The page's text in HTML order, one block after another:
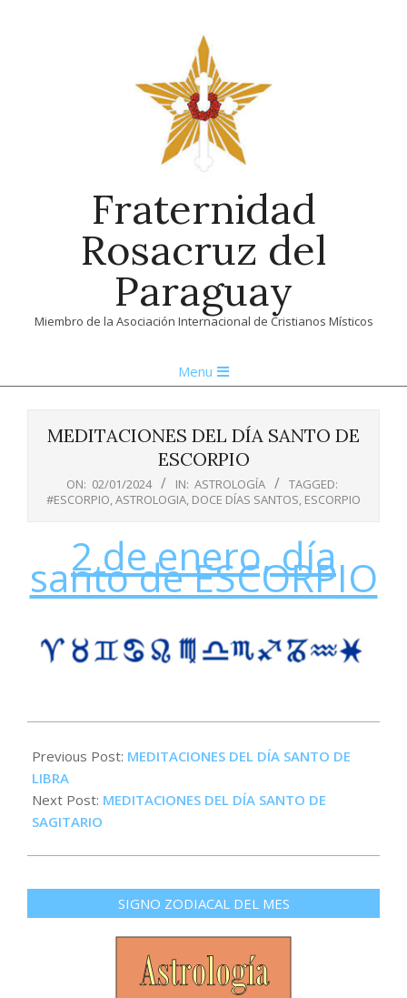
Fraternidad
Rosacruz del
Paraguay
Miembro de la Asociación Internacional de Cristianos Místicos
Navigation
Menu
MEDITACIONES DEL DÍA SANTO DE
ESCORPIO
ON: 02/01/2024 IN: ASTROLOGÍA
TAGGED:
#ESCORPIO,ASTROLOGIA, DOCE DÍAS SANTOS, ESCORPIO
2 de enero, día
santo de ESCORPIO
01-
02
Previous Post: MEDITACIONES DEL DÍA SANTO DE
LIBRA
Next Post: MEDITACIONES DEL DÍA SANTO DE
SAGITARIO
SIGNO ZODIACAL DEL MES